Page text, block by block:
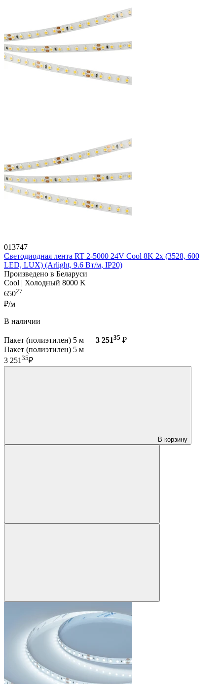
013747
Светодиодная лента RT 2-5000 24V Cool 8K 2x (3528, 600
LED, LUX) (Arlight, 9.6 Вт/м, IP20)
Произведено в Беларуси
Cool | Холодный 8000 K
65027
₽/м
В наличии
Пакет (полиэтилен) 5 м — 3 25135 ₽
Пакет (полиэтилен) 5 м
3 25135₽
В корзину